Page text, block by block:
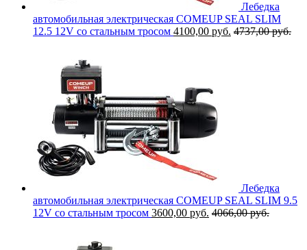
Лебедка
автомобильная электрическая COMEUP SEAL SLIM
12.5 12V со стальным тросом 4100,00 руб. 4737,00руб.
Лебедка
автомобильная электрическая COMEUP SEAL SLIM 9.5
12V со стальным тросом 3600,00 руб. 4066,00руб.